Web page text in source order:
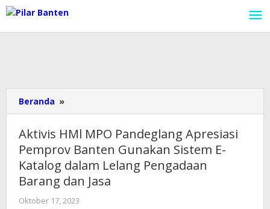
Lewati
ke
konten
Beranda »
HMl
MPO
Pandeglang
Apresiasi
Pemprov
Banten
Gunakan
Sistem
Aktivis HMl MPO Pandeglang Apresiasi
Pemprov Banten Gunakan Sistem E-
Katalog dalam Lelang Pengadaan
Barang dan Jasa
Oktober 17, 2023